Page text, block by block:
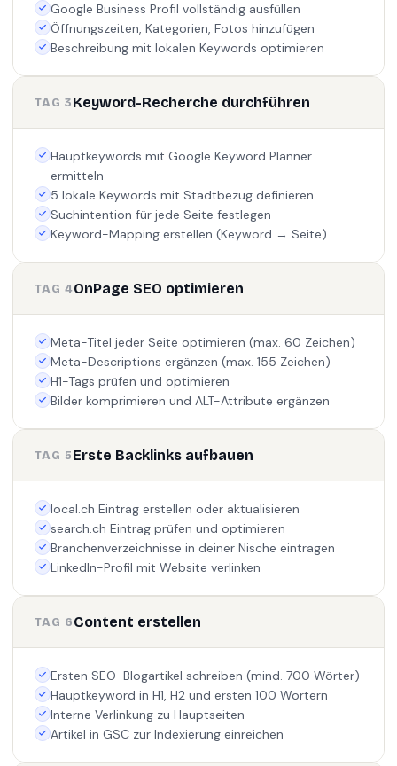
Google Business Profil vollständig ausfüllen
Öffnungszeiten, Kategorien, Fotos hinzufügen
Beschreibung mit lokalen Keywords optimieren
TAG 3 Keyword-Recherche durchführen
Hauptkeywords mit Google Keyword Planner
ermitteln
5 lokale Keywords mit Stadtbezug definieren
Suchintention für jede Seite festlegen
Keyword-Mapping erstellen (Keyword → Seite)
TAG 4OnPage SEO optimieren
Meta-Titel jeder Seite optimieren (max. 60 Zeichen)
Meta-Descriptions ergänzen (max. 155 Zeichen)
H1-Tags prüfen und optimieren
Bilder komprimieren und ALT-Attribute ergänzen
TAG 5 Erste Backlinks aufbauen
local.ch Eintrag erstellen oder aktualisieren
search.ch Eintrag prüfen und optimieren
Branchenverzeichnisse in deiner Nische eintragen
LinkedIn-Profil mit Website verlinken
TAG 6 Content erstellen
Ersten SEO-Blogartikel schreiben (mind. 700 Wörter)
Hauptkeyword in H1, H2 und ersten 100 Wörtern
Interne Verlinkung zu Hauptseiten
Artikel in GSC zur Indexierung einreichen